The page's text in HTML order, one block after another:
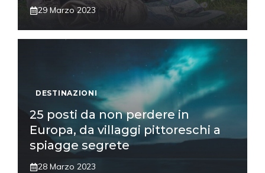
29 Marzo 2023
DESTINAZIONI
25 posti da non perdere in
Europa, da villaggi pittoreschi a
spiagge segrete
28 Marzo 2023